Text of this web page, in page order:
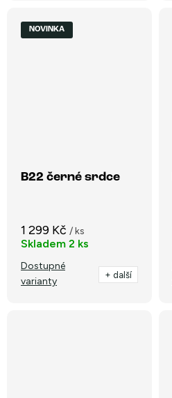
NOVINKA
B22 černé srdce
1 299 Kč / ks
Skladem 2 ks
Dostupné
varianty
+ další